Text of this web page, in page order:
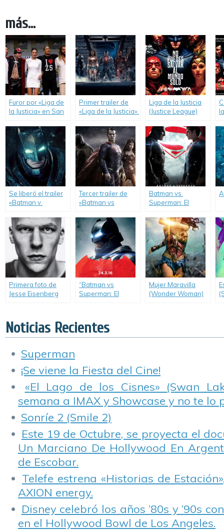
más...
Furor por «Liga de
la Justicia» en San
Primer trailer de
«Liga de la Justicia».
Liga de la Justicia
(Justice League)
Se liberó el trailer
«Batman v.
Tercer trailer de
«Batman vs
Origen de la
Justicia».
Batman vs.
Superman: El
Justicia (Batman v
Superman: Dawn
of Justice)
Primera foto de
Jesse Eisenberg
Superman: Dawn
of Justice».
“Batman vs
Superman: El
Mujer Maravilla
(Wonder Woman)
Noticias Recientes
Superman
¡Se viene la Fiesta del Cine!
«El Lago de los Cisnes» (Swan
semana a IMAX y Showcase y no te lo
Sonríe 2 (Smile 2)
Este 19 de Octubre, se proyecta el
Un Marciano De Hollywood En
de Escobar.
Telefe estrena «Historias de
AXION energy.
Disney celebró los años ’80s y ’90s
en el Hollywood Bowl de Los Angeles.